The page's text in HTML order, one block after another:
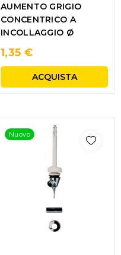
AUMENTO GRIGIO
CONCENTRICO A
INCOLLAGGIO Ø
1,35 €
ACQUISTA
Nuovo